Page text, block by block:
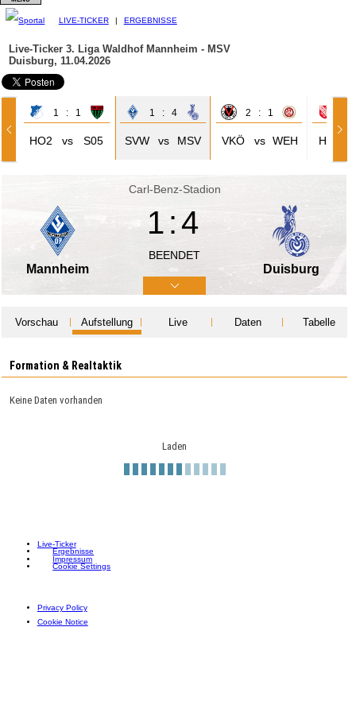
LIVE-TICKER | ERGEBNISSE
Live-Ticker 3. Liga Waldhof Mannheim - MSV
Duisburg, 11.04.2026
1 : 1
HO2 vs S05
1 : 4
SVW vs MSV
2 : 1
VKÖ vs WEH HAV
Carl-Benz-Stadion
Mannheim
1:4
BEENDET
Duisburg
Vorschau Aufstellung Live Daten Tabelle
Formation & Realtaktik
Keine Daten vorhanden
Laden
Live-Ticker
Ergebnisse
Impressum
Cookie Settings
Privacy Policy
Cookie Notice